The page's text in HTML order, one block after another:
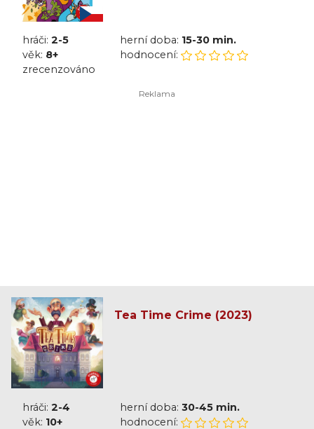
hráči: 2-5 herní doba: 15-30 min.
věk: 8+
hodnocení:
zrecenzováno
Tea Time Crime (2023)
hráči: 2-4 herní doba: 30-45 min.
věk: 10+
hodnocení: